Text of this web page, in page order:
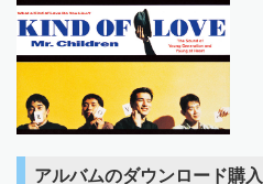
アルバムのダウンロード購入